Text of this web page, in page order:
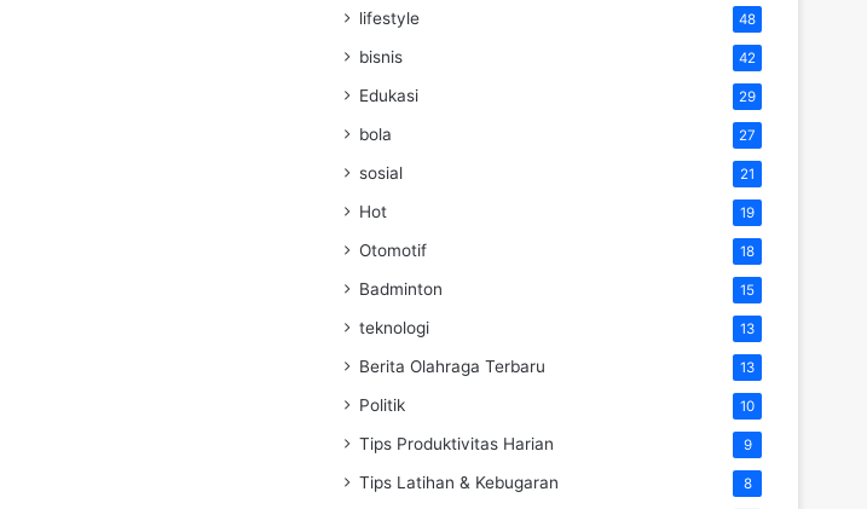
lifestyle 48
bisnis 42
Edukasi 29
bola 27
sosial 21
Hot 19
Otomotif 18
Badminton 15
teknologi 13
Berita Olahraga Terbaru 13
Politik 10
Tips Produktivitas Harian 9
Tips Latihan & Kebugaran 8